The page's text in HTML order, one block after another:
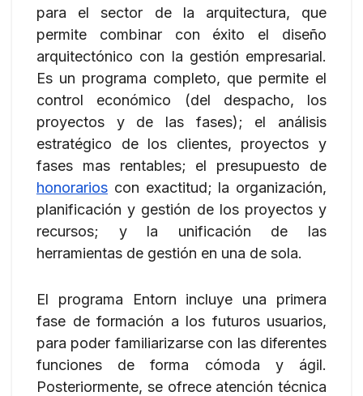
para el sector de la arquitectura, que
permite combinar con éxito el diseño
arquitectónico con la gestión empresarial.
Es un programa completo, que permite el
control económico (del despacho, los
proyectos y de las fases); el análisis
estratégico de los clientes, proyectos y
fases mas rentables; el presupuesto de
honorarios con exactitud; la organización,
planificación y gestión de los proyectos y
recursos; y la unificación de las
herramientas de gestión en una de sola.
El programa Entorn incluye una primera
fase de formación a los futuros usuarios,
para poder familiarizarse con las diferentes
funciones de forma cómoda y ágil.
Posteriormente, se ofrece atención técnica